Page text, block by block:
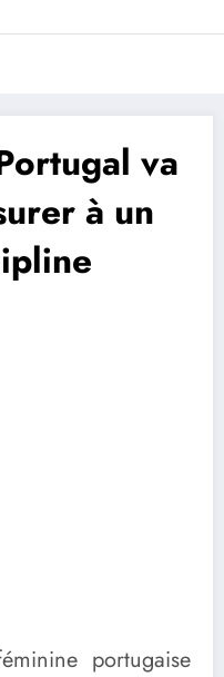
du football
va
à un
portugaise